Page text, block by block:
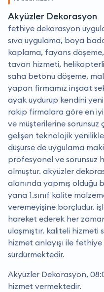
Akyüzler Dekorasyon
fethiye dekorasyon
sıva uygulama, boya
kaplama, fayans
tavan hizmeti,
saha betonu döşeme,
yapan firmamız inşaat
ayak uydurup kendini
rakip firmalara göre en
ve müşterilerine sorunsuz
gelişen teknolojik
düşürse de uygulama
profesyonel ve sorunsuz
olmuştur. akyüzler
alanında yapmış olduğu
yana 1.sınıf kalite
veremeyişine borçludur.
hareket ederek her
ulaşmıştır. kaliteli
hizmet anlayışı ile fethiye
sürdürmektedir.
Akyüzler Dekorasyon,
hizmet vermektedir.